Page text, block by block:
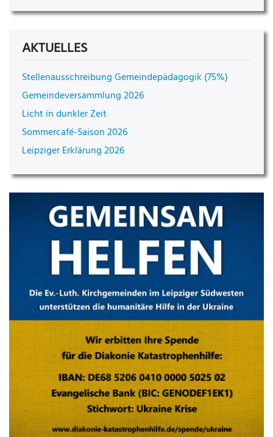
AKTUELLES
Stellenausschreibung Gemeindepädagogik (75%)
Gemeindeversammlung 2026
Licht in dunkler Zeit
Sommercafé-Saison 2026
Leipziger Erklärung 2026